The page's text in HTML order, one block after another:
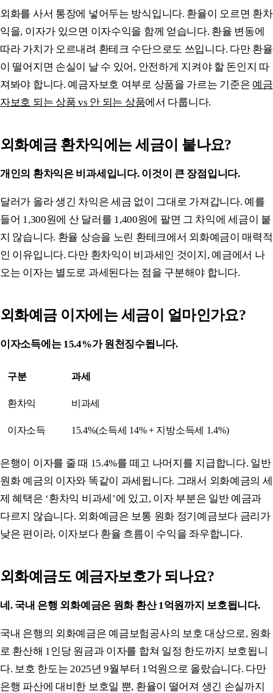
외화를 사서 통장에 넣어두는 방식입니다. 환율이 오르면 환차
익을, 이자가 있으면 이자수익을 함께 얻습니다. 환율 변동에
따라 가치가 오르내려 환테크 수단으로도 쓰입니다. 다만 환율
이 떨어지면 손실이 날 수 있어, 안전하게 지켜야 할 돈인지 따
져봐야 합니다. 예금자보호 여부로 상품을 가르는 기준은 예금
자보호 되는 상품 vs 안 되는 상품에서 다룹니다.
외화예금 환차익에는 세금이 붙나요?
개인의 환차익은 비과세입니다. 이것이 큰 장점입니다.
달러가 올라 생긴 차익은 세금 없이 그대로 가져갑니다. 예를
들어 1,300원에 산 달러를 1,400원에 팔면 그 차익에 세금이 붙
지 않습니다. 환율 상승을 노린 환테크에서 외화예금이 매력적
인 이유입니다. 다만 환차익이 비과세인 것이지, 예금에서 나
오는 이자는 별도로 과세된다는 점을 구분해야 합니다.
외화예금 이자에는 세금이 얼마인가요?
이자소득에는 15.4%가 원천징수됩니다.
구분 과세
환차익 비과세
이자소득 15.4%(소득세 14% + 지방소득세 1.4%)
은행이 이자를 줄 때 15.4%를 떼고 나머지를 지급합니다. 일반
원화 예금의 이자와 똑같이 과세됩니다. 그래서 외화예금의 세
제 혜택은 ‘환차익 비과세’에 있고, 이자 부분은 일반 예금과
다르지 않습니다. 외화예금은 보통 원화 정기예금보다 금리가
낮은 편이라, 이자보다 환율 흐름이 수익을 좌우합니다.
외화예금도 예금자보호가 되나요?
네. 국내 은행 외화예금은 원화 환산 1억원까지 보호됩니다.
국내 은행의 외화예금은 예금보험공사의 보호 대상으로, 원화
로 환산해 1인당 원금과 이자를 합쳐 일정 한도까지 보호됩니
다. 보호 한도는 2025년 9월부터 1억원으로 올랐습니다. 다만
은행 파산에 대비한 보호일 뿐, 환율이 떨어져 생긴 손실까지